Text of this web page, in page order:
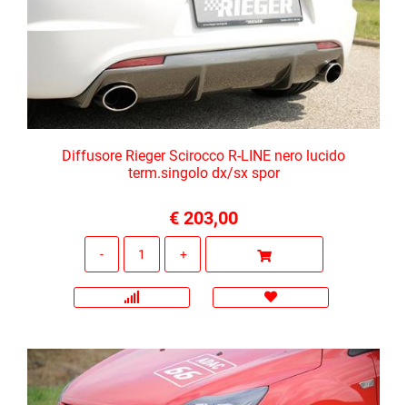
Diffusore Rieger Scirocco R-LINE nero lucido
term.singolo dx/sx spor
€ 203,00